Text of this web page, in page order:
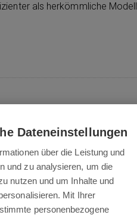
als herkömmliche
intelligente Modi
Dateneinstellungen
über die Leistung und
und zu analysieren, um die
nutzen und um Inhalte und
Mit Ihrer
personenbezogene